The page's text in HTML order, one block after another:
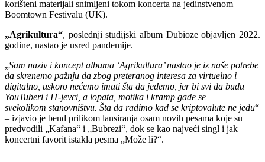
korišteni materijali snimljeni tokom koncerta na jedinstvenom
Boomtown Festivalu (UK).
„Agrikultura“, poslednji studijski album Dubioze objavljen 2022.
godine, nastao je usred pandemije.
„Sam naziv i koncept albuma ‘Agrikultura’ nastao je iz naše potrebe
da skrenemo pažnju da zbog preteranog interesa za virtuelno i
digitalno, uskoro nećemo imati šta da jedemo, jer bi svi da budu
YouTuberi i IT-jevci, a lopata, motika i kramp gade se
svekolikom stanovništvu. Šta da radimo kad se kriptovalute ne jedu“
– izjavio je bend prilikom lansiranja osam novih pesama koje su
predvodili „Kafana“ i „Bubrezi“, dok se kao najveći singl i jak
koncertni favorit istakla pesma „Može li?“.